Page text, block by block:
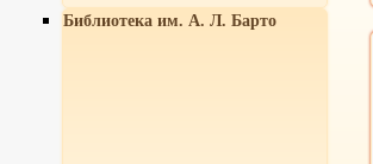
Библиотека им. А. Л. Барто